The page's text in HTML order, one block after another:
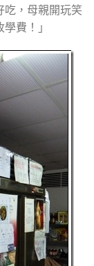
吃，母親開玩笑
費！」